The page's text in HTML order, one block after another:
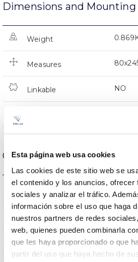
Esta página web usa cookies
Las cookies de este sitio web se
el contenido y los anuncios, ofrecer
sociales y analizar el tráfico.
información sobre el uso que haga
nuestros partners de redes
web, quienes pueden combinarla
que les haya proporcionado o que
partir del uso que haya hecho de
Dimensions and Mounting
Weight
Measures
Linkable NO
Optical data
Colour temperature
CRI Colour rendering index
Opening angle